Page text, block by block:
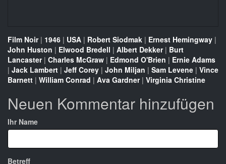
Film Noir| 1946 | USA | Robert Siodmak | Ernest Hemingway |
John Huston | Elwood Bredell | Albert Dekker| Burt
Lancaster| Charles McGraw | Edmond O'Brien | Ernie Adams
| Jack Lambert | Jeff Corey | John Miljan | Sam Levene | Vince
Barnett | William Conrad | Ava Gardner| Virginia Christine
Neuen Kommentar hinzufügen
Ihr Name
Betreff